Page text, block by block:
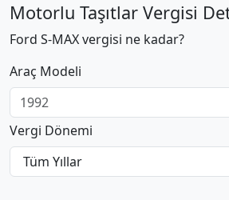
Motorlu Taşıtlar Vergisi
Ford S-MAX vergisi ne kadar?
Araç Modeli
Vergi Dönemi